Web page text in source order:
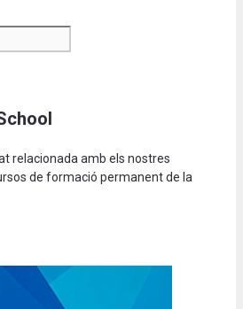
relacionada amb els nostres
de formació permanent de la